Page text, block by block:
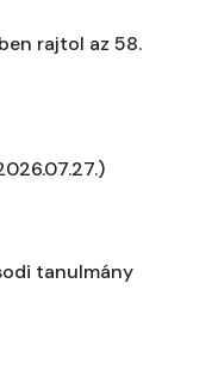
rajtol az 58.
tanulmány